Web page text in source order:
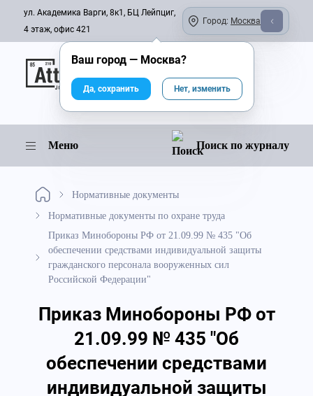
ул. Академика Варги, 8к1, БЦ Лейпциг,
4 этаж, офис 421
Город: Москва
Онлайн-журнал
Меню Поиск по журналу
Нормативные документы
Нормативные документы по охране труда
Приказ Минобороны РФ от 21.09.99 № 435 "Об
обеспечении средствами индивидуальной защиты
гражданского персонала вооруженных сил
Российской Федерации"
Приказ Минобороны РФ от
21.09.99 № 435 "Об
обеспечении средствами
индивидуальной защиты
Ваш город — Москва?
Да, сохранить Нет, изменить